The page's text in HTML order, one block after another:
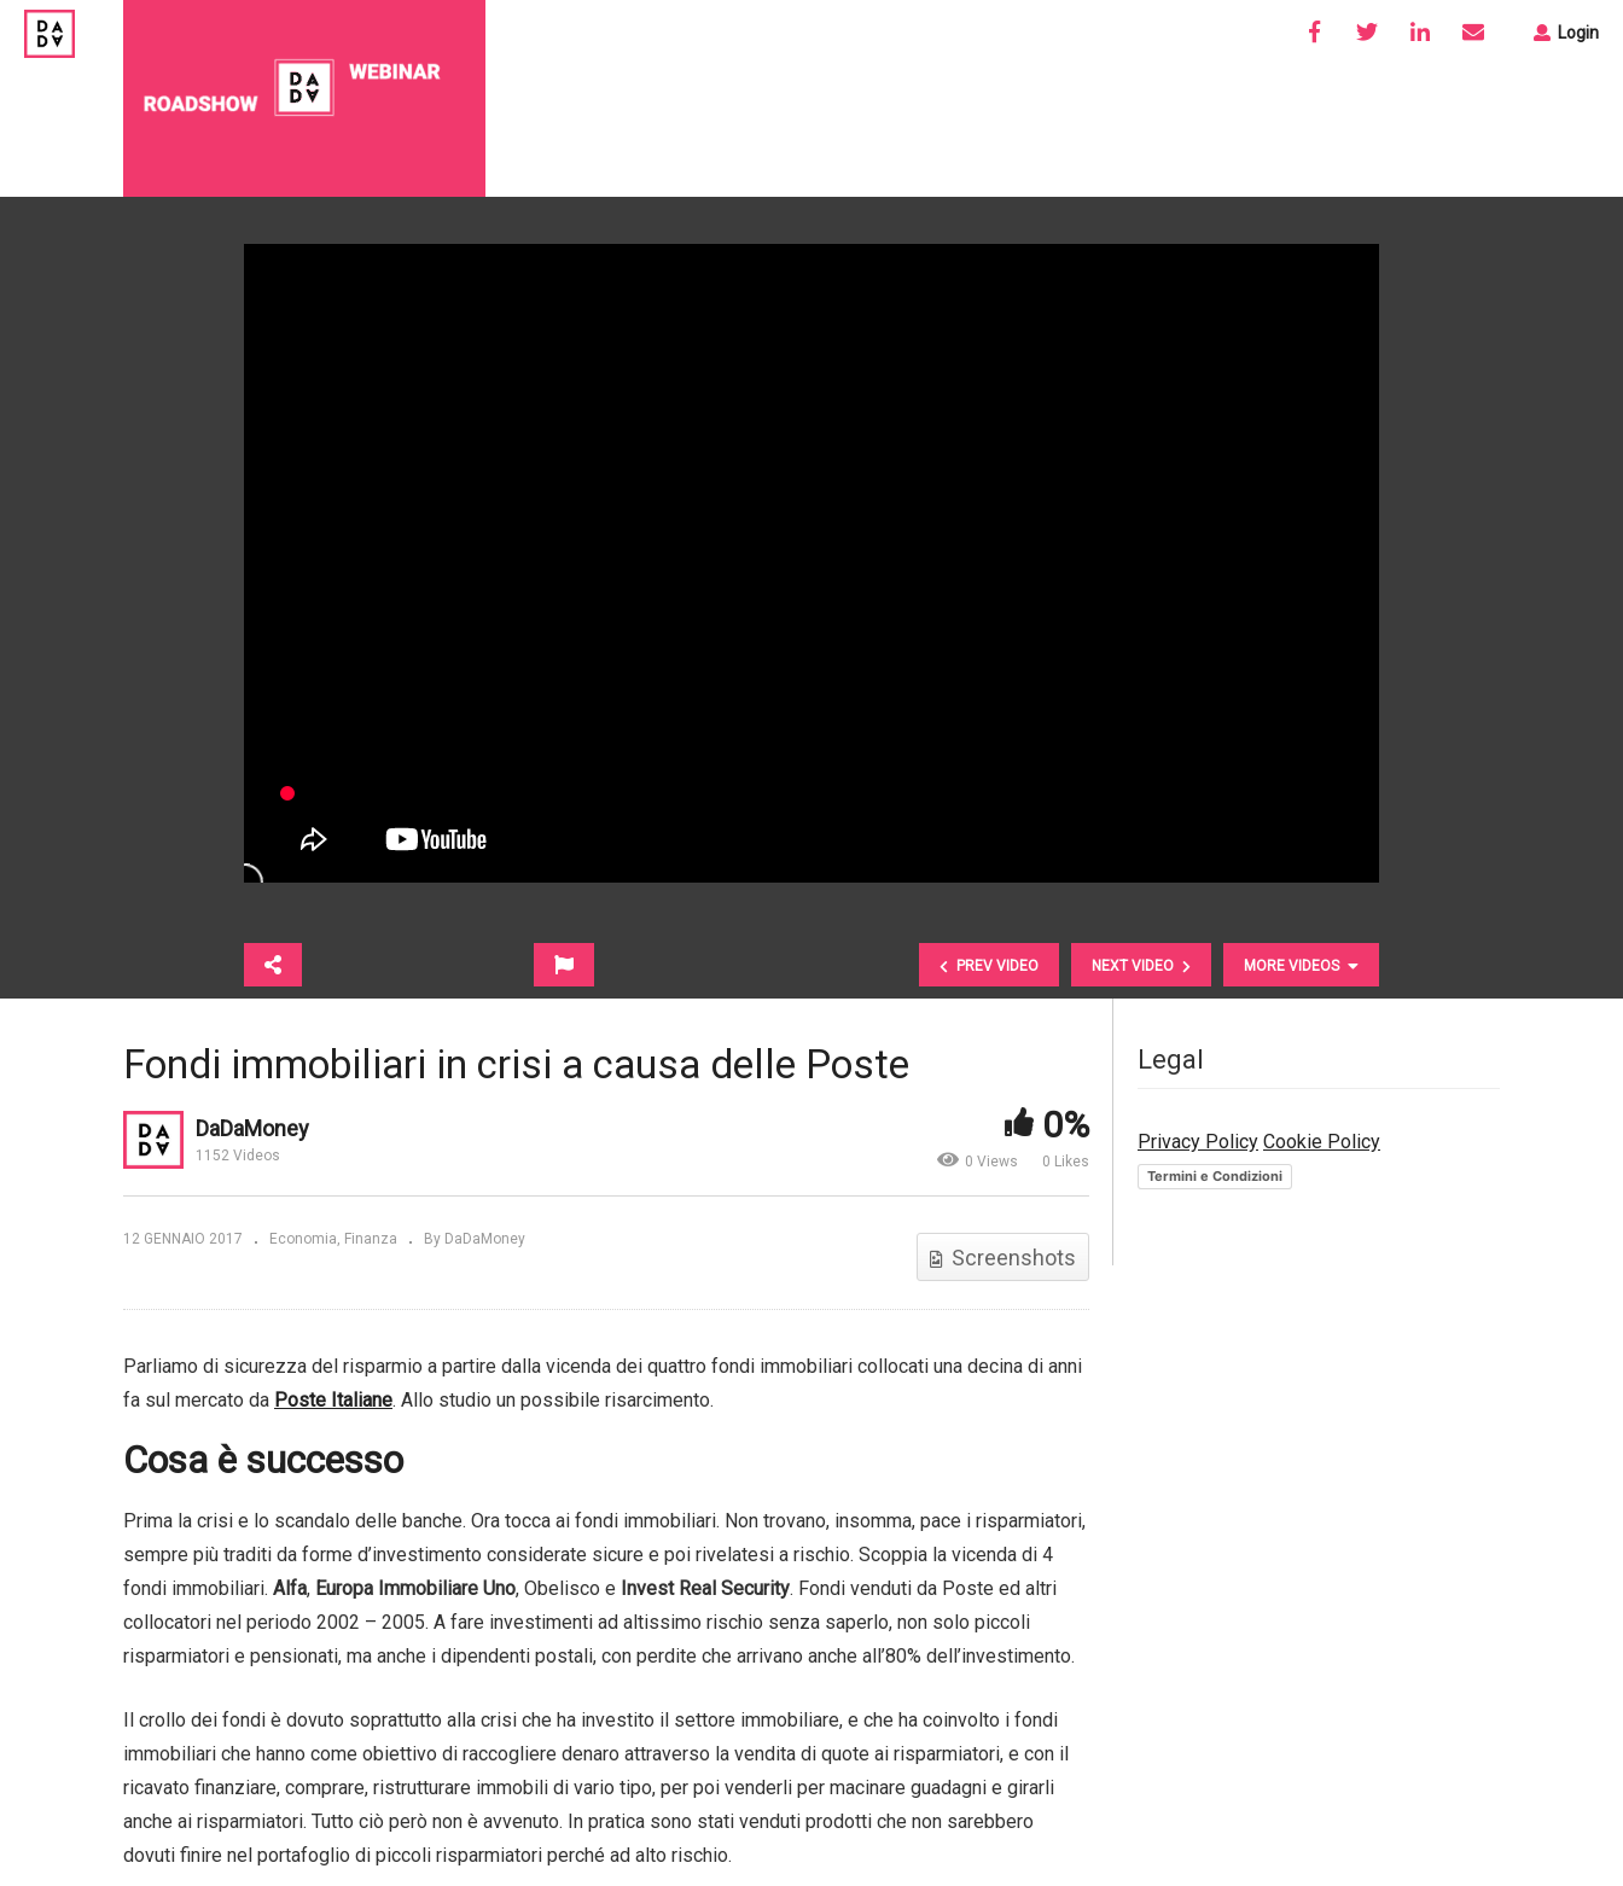
Login
PREV VIDEO NEXT VIDEO MORE VIDEOS
Diamanti. Come funziona
Consulenza finanziaria:
cambio di paradigma? Luigi
indipendente. L’esempio di
Moneyfarm
Fondi immobiliari in crisi a causa delle Poste
DaDaMoney
1152 Videos
0%
0 Views 0 Likes
12 GENNAIO 2017 Economia Finanza By DaDaMoney
Screenshots
Parliamo di sicurezza del risparmio a partire dalla vicenda dei quattro fondi immobiliari collocati una decina di anni
fa sul mercato da Poste Italiane. Allo studio un possibile risarcimento.
Cosa è successo
Prima la crisi e lo scandalo delle banche. Ora tocca ai fondi immobiliari. Non trovano, insomma, pace i risparmiatori,
sempre più traditi da forme d’investimento considerate sicure e poi rivelatesi a rischio. Scoppia la vicenda di 4
fondi immobiliari. Alfa, Europa Immobiliare Uno, Obelisco e Invest Real Security. Fondi venduti da Poste ed altri
collocatori nel periodo 2002 – 2005. A fare investimenti ad altissimo rischio senza saperlo, non solo piccoli
risparmiatori e pensionati, ma anche i dipendenti postali, con perdite che arrivano anche all’80% dell’investimento.
Il crollo dei fondi è dovuto soprattutto alla crisi che ha investito il settore immobiliare, e che ha coinvolto i fondi
immobiliari che hanno come obiettivo di raccogliere denaro attraverso la vendita di quote ai risparmiatori, e con il
ricavato finanziare, comprare, ristrutturare immobili di vario tipo, per poi venderli per macinare guadagni e girarli
anche ai risparmiatori. Tutto ciò però non è avvenuto. In pratica sono stati venduti prodotti che non sarebbero
dovuti finire nel portafoglio di piccoli risparmiatori perché ad alto rischio.
Legal
Privacy Policy Cookie Policy
Termini e Condizioni